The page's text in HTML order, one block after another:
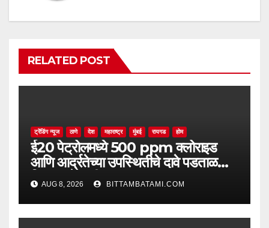
RELATED POST
ट्रेंडिंग न्यूज ठाणे देश महाराष्ट्र मुंबई रायगड होम
ई20 पेट्रोलमध्ये 500 ppm क्लोराइड
आणि आर्द्रतेच्या उपस्थितीचे दावे पडताळणीत
सिद्ध झाले नाहीत
AUG 8, 2026 BITTAMBATAMI.COM